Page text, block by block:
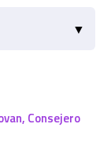
Consejero